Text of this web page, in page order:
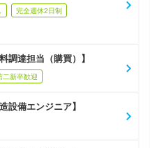
完全週休2日制
調達担当（購買）】
二新卒歓迎
設備エンジニア】